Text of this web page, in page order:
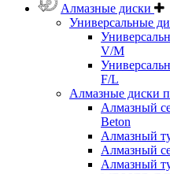
Алмазные диски
Универсальные
V/M
F/L
Алмазные диски
Алмазный
Beton
Алмазный
Алмазный
Алмазный